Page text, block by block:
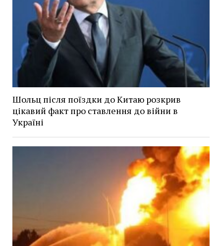
Шольц після поїздки до Китаю розкрив
цікавий факт про ставлення до війни в
Україні